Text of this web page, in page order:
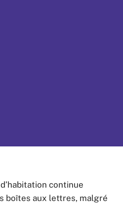
continue
boîtes aux lettres, malgré